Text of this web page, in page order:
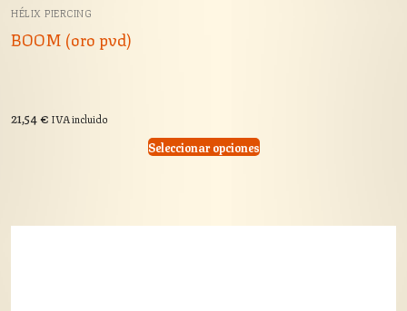
HÉLIX PIERCING
BOOM (oro pvd)
21,54€ IVA incluido
Seleccionar opciones